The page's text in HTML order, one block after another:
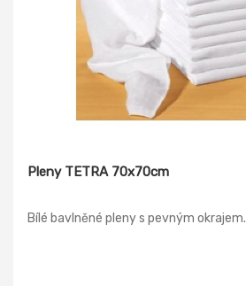
Pleny TETRA 70x70cm
Bílé bavlněné pleny s pevným okrajem.